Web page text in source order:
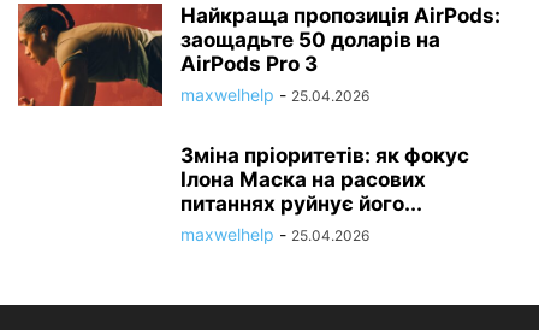
Найкраща пропозиція AirPods:
заощадьте 50 доларів на
AirPods Pro 3
maxwelhelp - 25.04.2026
Зміна пріоритетів: як фокус
Ілона Маска на расових
питаннях руйнує його...
maxwelhelp - 25.04.2026